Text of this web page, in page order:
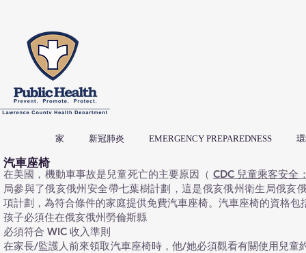
家 新冠肺炎 EMERGENCY PREPAREDNESS
汽車座椅
在美國，機動車事故是兒童死亡的主要原因（ CDC 兒童乘客安全
局參與了俄亥俄州安全帶七葉樹計劃，這是俄亥俄州衛生局俄亥
項計劃，為符合條件的家庭提供免費汽車座椅。汽車座椅的資格包
孩子必須住在俄亥俄州勞倫斯縣
必須符合 WIC 收入準則
在家長/監護人前來領取汽車座椅時，他/她必須觀看有關使用兒童